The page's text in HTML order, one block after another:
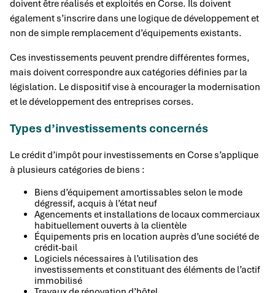
doivent être réalisés et exploités en Corse. Ils doivent
également s’inscrire dans une logique de développement et
non de simple remplacement d’équipements existants.
Ces investissements peuvent prendre différentes formes,
mais doivent correspondre aux catégories définies par la
législation. Le dispositif vise à encourager la modernisation
et le développement des entreprises corses.
Types d’investissements concernés
Le crédit d’impôt pour investissements en Corse s’applique
à plusieurs catégories de biens :
Biens d’équipement amortissables selon le mode
dégressif, acquis à l’état neuf
Agencements et installations de locaux commerciaux
habituellement ouverts à la clientèle
Équipements pris en location auprès d’une société de
crédit-bail
Logiciels nécessaires à l’utilisation des
investissements et constituant des éléments de l’actif
immobilisé